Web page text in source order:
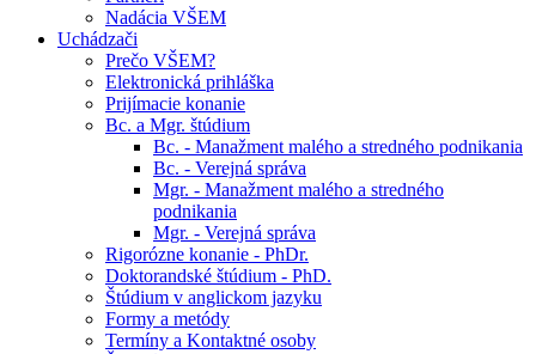
Nadácia VŠEM
Uchádzači
Prečo VŠEM?
Elektronická prihláška
Prijímacie konanie
Bc. a Mgr. štúdium
Bc. - Manažment malého a stredného podnikania
Bc. - Verejná správa
Mgr. - Manažment malého a stredného
podnikania
Mgr. - Verejná správa
Rigorózne konanie - PhDr.
Doktorandské štúdium - PhD.
Štúdium v anglickom jazyku
Formy a metódy
Termíny a Kontaktné osoby